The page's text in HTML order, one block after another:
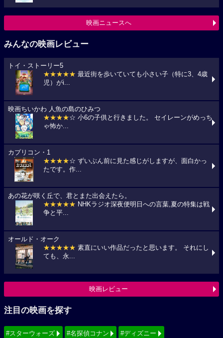
映画ニュースへ
みんなの映画レビュー
トイ・ストーリー5
★★★★★ 最近街を歩いていても小さい子（特に3、4歳
児）がi...
映画ちいかわ 人魚の島のひみつ
★★★★☆ 小6の子供と行きました。 セイレーンがめっち
ゃ怖か...
カプリコン・1
★★★★☆ ずいぶん前に見た感じがしますが、面白かっ
たです。作...
あの花が咲く丘で、君とまた出会えたら。
★★★★★ NHKラジオ深夜便明日への言葉,夏の特集は戦
争と平...
オールド・オーク
★★★★★ 素直にいい作品だったと思います。 それにし
ても、永...
映画レビュー
注目の映画を探す
#スターウォーズ #名探偵コナン #ディズニー